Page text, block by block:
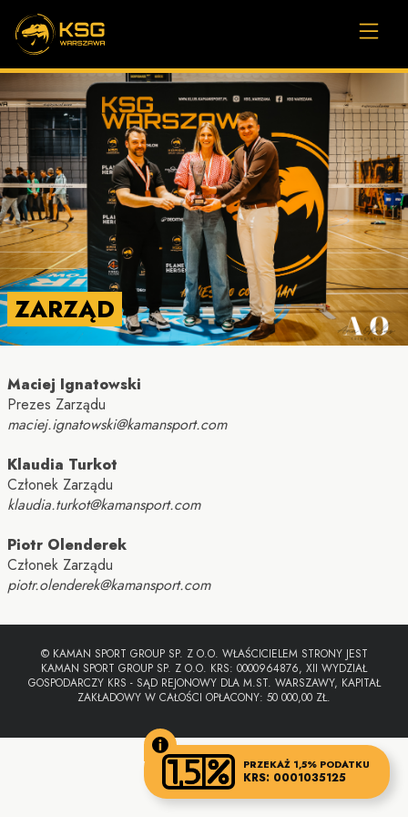
ZARZĄD
Maciej Ignatowski
Prezes Zarządu
maciej.ignatowski@kamansport.com
Klaudia Turkot
Członek Zarządu
klaudia.turkot@kamansport.com
Piotr Olenderek
Członek Zarządu
piotr.olenderek@kamansport.com
© KAMAN SPORT GROUP SP. Z O.O. WŁAŚCICIELEM STRONY JEST
KAMAN SPORT GROUP SP. Z O.O. KRS: 0000964876, XII WYDZIAŁ
GOSPODARCZY KRS - SĄD REJONOWY DLA M.ST. WARSZAWY, KAPITAŁ
ZAKŁADOWY W CAŁOŚCI OPŁACONY: 50 000,00 ZŁ.
PRZEKAŻ 1,5% PODATKU
KRS: 0001035125